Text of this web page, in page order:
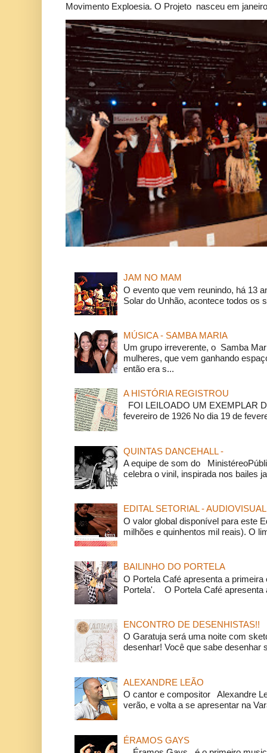
Movimento Exploesia. O Projeto nasceu em
JAM NO MAM
O evento que vem reunindo, há 13
Solar do Unhão, acontece todos os
MÚSICA - SAMBA MARIA
Um grupo irreverente, o Samba
mulheres, que vem ganhando
então era s...
A HISTÓRIA REGISTROU
FOI LEILOADO UM EXEMPLAR
fevereiro de 1926 No dia 19 de
QUINTAS DANCEHALL -
A equipe de som do
celebra o vinil, inspirada nos bailes
EDITAL SETORIAL - AUDIOVISUAL
O valor global disponível para este
milhões e quinhentos mil reais). O
BAILINHO DO PORTELA
O Portela Café apresenta a
Portela'. O Portela Café apresenta
ENCONTRO DE DESENHISTAS!!
O Garatuja será uma noite com
desenhar! Você que sabe desenhar
ALEXANDRE LEÃO
O cantor e compositor Alexandre
verão, e volta a se apresentar na
ÉRAMOS GAYS